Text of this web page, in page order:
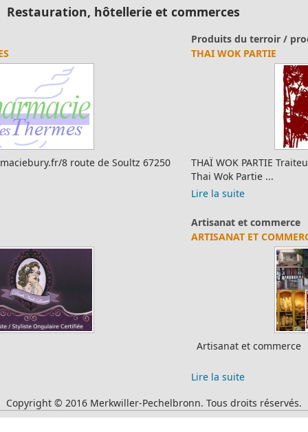
Restauration, hôtellerie et commerces
Produits du terroir / produits artisanaux
THAI WOK PARTIE
THAÏ WOK PARTIE Traiteur et cuisine à domicile Site officiel :
ARTISANAT ET COMMERCE
Copyright © 2016 Merkwiller-Pechelbronn. Tous droits réservés.